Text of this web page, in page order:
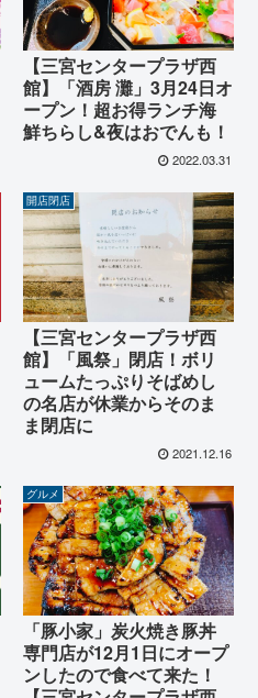
【三宮センタープラザ西
館】「酒房 灘」3月24日オ
ープン！超お得ランチ海
鮮ちらし&夜はおでんも！
2022.03.31
開店閉店
【三宮センタープラザ西
館】「風祭」閉店！ボリ
ュームたっぷりそばめし
の名店が休業からそのま
ま閉店に
2021.12.16
グルメ
「豚小家」炭火焼き豚丼
専門店が12月1日にオープ
ンしたので食べて来た！